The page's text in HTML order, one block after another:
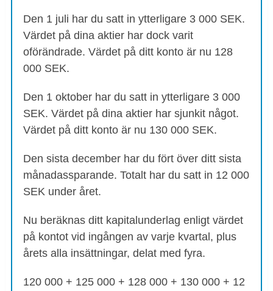
Den 1 juli har du satt in ytterligare 3 000 SEK.
Värdet på dina aktier har dock varit
oförändrade. Värdet på ditt konto är nu 128
000 SEK.
Den 1 oktober har du satt in ytterligare 3 000
SEK. Värdet på dina aktier har sjunkit något.
Värdet på ditt konto är nu 130 000 SEK.
Den sista december har du fört över ditt sista
månadassparande. Totalt har du satt in 12 000
SEK under året.
Nu beräknas ditt kapitalunderlag enligt värdet
på kontot vid ingången av varje kvartal, plus
årets alla insättningar, delat med fyra.
120 000 + 125 000 + 128 000 + 130 000 + 12